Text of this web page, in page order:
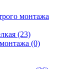
монтажа
(23)
(0)